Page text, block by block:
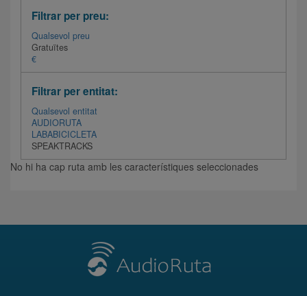
Filtrar per preu:
Qualsevol preu
Gratuïtes
€
Filtrar per entitat:
Qualsevol entitat
AUDIORUTA
LABABICICLETA
SPEAKTRACKS
No hi ha cap ruta amb les característiques seleccionades